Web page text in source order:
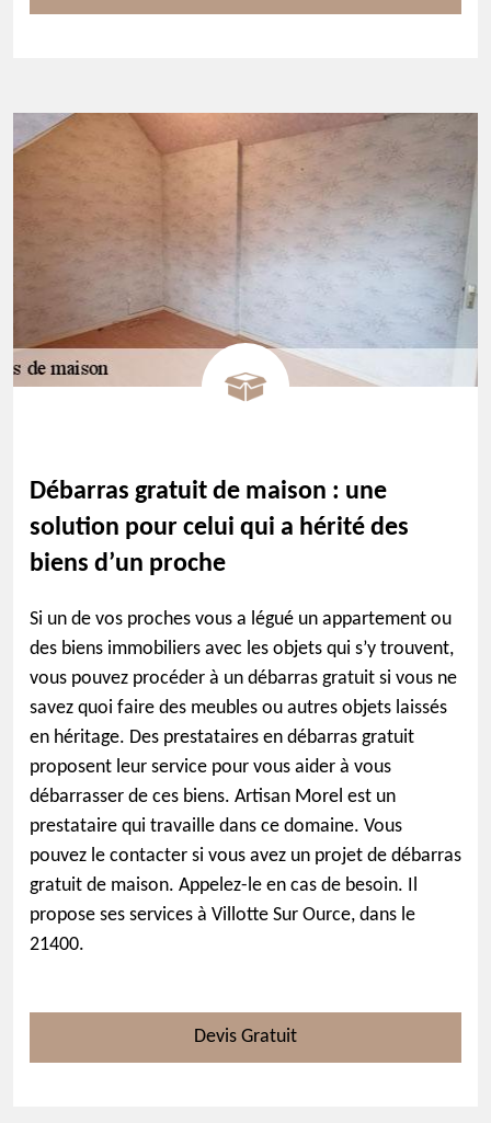
Débarras gratuit de maison : une
solution pour celui qui a hérité des
biens d’un proche
Si un de vos proches vous a légué un appartement ou
des biens immobiliers avec les objets qui s’y trouvent,
vous pouvez procéder à un débarras gratuit si vous ne
savez quoi faire des meubles ou autres objets laissés
en héritage. Des prestataires en débarras gratuit
proposent leur service pour vous aider à vous
débarrasser de ces biens. Artisan Morel est un
prestataire qui travaille dans ce domaine. Vous
pouvez le contacter si vous avez un projet de débarras
gratuit de maison. Appelez-le en cas de besoin. Il
propose ses services à Villotte Sur Ource, dans le
21400.
Devis Gratuit